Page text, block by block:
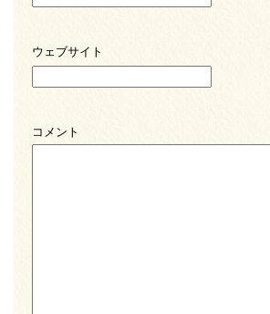
ウェブサイト
コメント